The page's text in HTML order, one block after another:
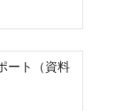
ート（資料